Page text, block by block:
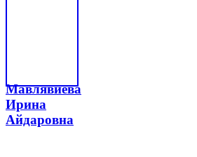
Мавлявиева
Ирина
Айдаровна